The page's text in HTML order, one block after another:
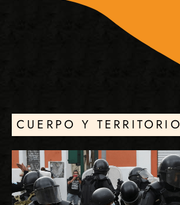
CUERPO Y TERRITORIO